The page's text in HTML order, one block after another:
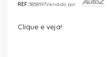
REF:3858197Vendido por:
Clique e veja!